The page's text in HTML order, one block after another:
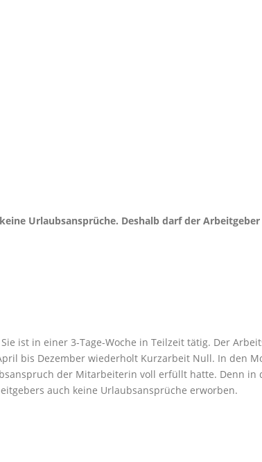
Urlaubsansprüche. Deshalb darf der
ist in einer 3-Tage-Woche in Teilzeit tätig. Der
bis Dezember wiederholt Kurzarbeit Null. In den
der Mitarbeiterin voll erfüllt hatte. Denn in
auch keine Urlaubsansprüche erworben.